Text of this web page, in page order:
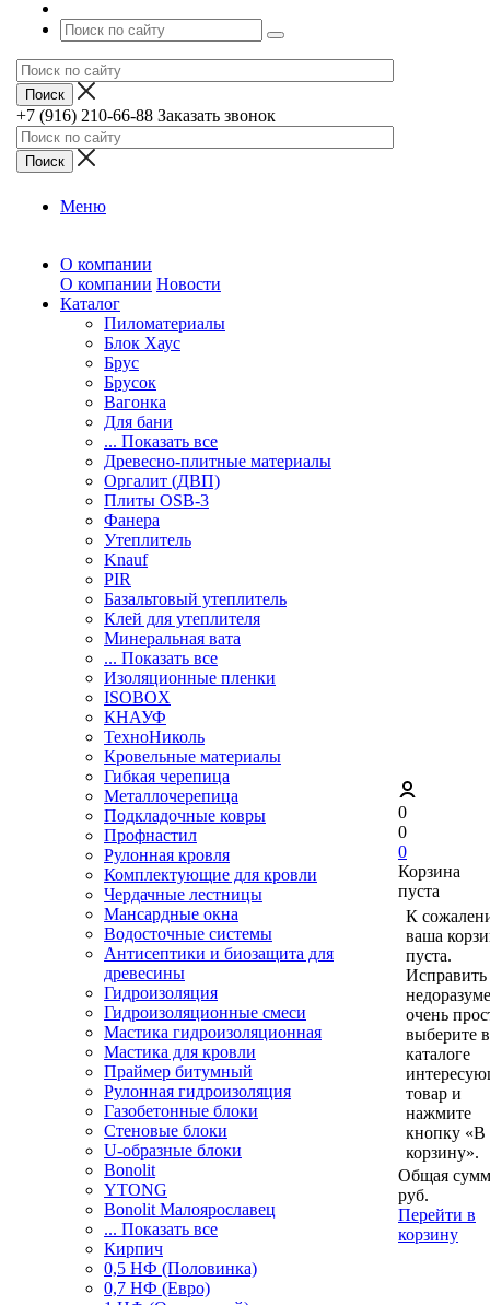
+7 (916) 210-66-88 Заказать звонок
Меню
О компании
О компании Новости
Каталог
Пиломатериалы
Блок Хаус
Брус
Брусок
Вагонка
Для бани
... Показать все
Древесно-плитные материалы
Оргалит (ДВП)
Плиты OSB-3
Фанера
Утеплитель
Knauf
PIR
Базальтовый утеплитель
Клей для утеплителя
Минеральная вата
... Показать все
Изоляционные пленки
ISOBOX
КНАУФ
ТехноНиколь
Кровельные материалы
Гибкая черепица
Металлочерепица
Подкладочные ковры
Профнастил
Рулонная кровля
Комплектующие для кровли
Чердачные лестницы
Мансардные окна
Водосточные системы
Антисептики и биозащита для
древесины
Гидроизоляция
Гидроизоляционные смеси
Мастика гидроизоляционная
Мастика для кровли
Праймер битумный
Рулонная гидроизоляция
Газобетонные блоки
Стеновые блоки
U-образные блоки
Bonolit
YTONG
Bonolit Малоярославец
... Показать все
Кирпич
0,5 НФ (Половинка)
0,7 НФ (Евро)
0
0
0
Корзина
пуста
К
ваша
пуста.
Исправить
очень
выберите в
каталоге
товар и
нажмите
кнопку «В
корзину».
Общая
руб.
Перейти в
корзину